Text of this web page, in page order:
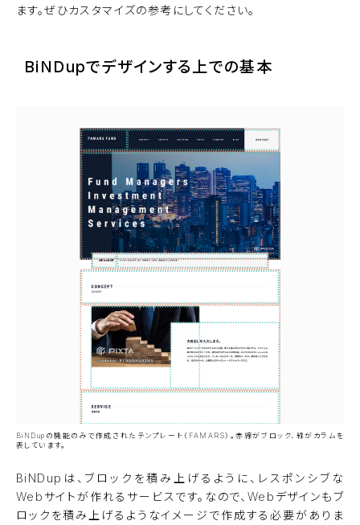
ます。ぜひカスタマイズの参考にしてください。
BiNDupでデザインする上での基本
BiNDupの機能のみで作成されたテンプレート（FAMARS）。赤線がブロック、緑がカラムを
表しています。
BiNDupは、ブロックを積み上げるように、レスポンシブな
Webサイトが作れるサービスです。なので、Webデザインもブ
ロックを積み上げるようなイメージで作成する必要がありま